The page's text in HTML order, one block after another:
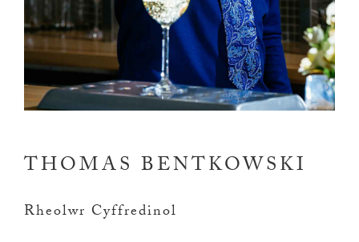
THOMAS BENTKOWSKI
Rheolwr Cyffredinol